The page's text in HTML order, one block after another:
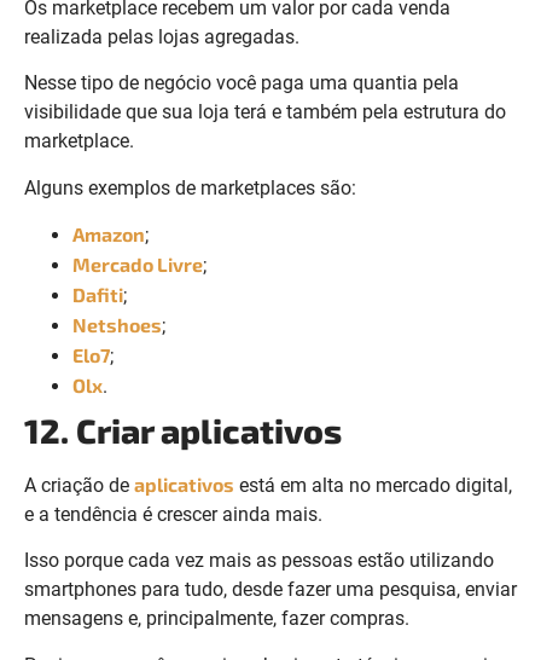
Os marketplace recebem um valor por cada venda
realizada pelas lojas agregadas.
Nesse tipo de negócio você paga uma quantia pela
visibilidade que sua loja terá e também pela estrutura do
marketplace.
Alguns exemplos de marketplaces são:
Amazon;
Mercado Livre;
Dafiti;
Netshoes;
Elo7;
Olx.
12. Criar aplicativos
A criação de aplicativos está em alta no mercado digital,
e a tendência é crescer ainda mais.
Isso porque cada vez mais as pessoas estão utilizando
smartphones para tudo, desde fazer uma pesquisa, enviar
mensagens e, principalmente, fazer compras.